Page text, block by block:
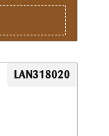
LAN318020